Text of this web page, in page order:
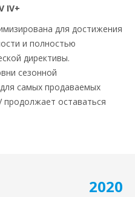
IV+
для достижения
и полностью
директивы.
сезонной
самых продаваемых
продолжает оставаться
2020